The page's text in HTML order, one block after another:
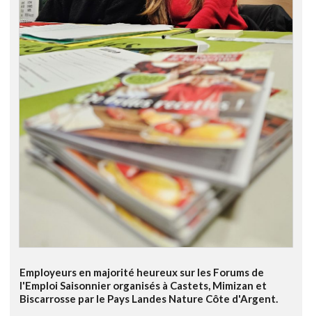
Employeurs en majorité heureux sur les Forums de
l'Emploi Saisonnier organisés à Castets, Mimizan et
Biscarrosse par le Pays Landes Nature Côte d'Argent.